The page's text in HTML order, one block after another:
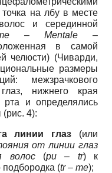
точка на лбу в месте
и серединной
– Mentale –
в самой
челюсти) (Чиварди,
размеры
межзрачкового
нижнего края
рта и определялись
4):
линии глаз (или
от линии глаз
волос(pu – tr) к
подбородка (tr – me);